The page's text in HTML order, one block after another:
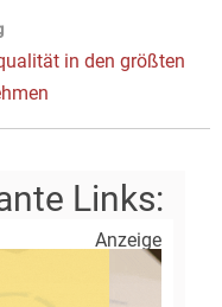
in den größten
Anzeige